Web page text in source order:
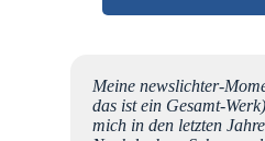
Meine newslichter-
das ist ein Gesamt-
mich in den letzten